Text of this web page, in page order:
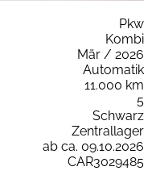
Pkw
Kombi
Mär / 2026
Automatik
11.000 km
5
Schwarz
Zentrallager
ab ca. 09.10.2026
CAR3029485